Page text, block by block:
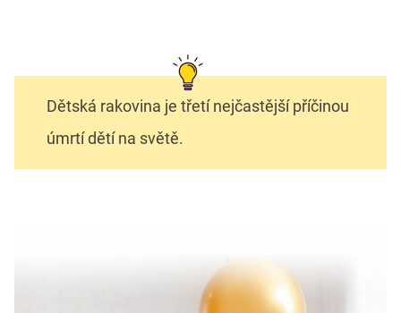
Dětská rakovina je třetí nejčastější příčinou
úmrtí dětí na světě.